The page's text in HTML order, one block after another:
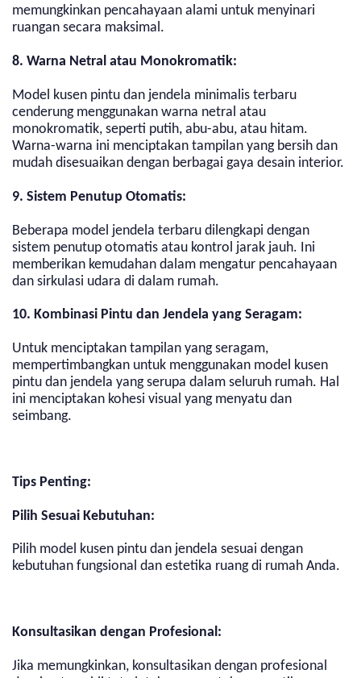
memungkinkan pencahayaan alami untuk menyinari
ruangan secara maksimal.
8. Warna Netral atau Monokromatik:
Model kusen pintu dan jendela minimalis terbaru
cenderung menggunakan warna netral atau
monokromatik, seperti putih, abu-abu, atau hitam.
Warna-warna ini menciptakan tampilan yang bersih dan
mudah disesuaikan dengan berbagai gaya desain interior.
9. Sistem Penutup Otomatis:
Beberapa model jendela terbaru dilengkapi dengan
sistem penutup otomatis atau kontrol jarak jauh. Ini
memberikan kemudahan dalam mengatur pencahayaan
dan sirkulasi udara di dalam rumah.
10. Kombinasi Pintu dan Jendela yang Seragam:
Untuk menciptakan tampilan yang seragam,
mempertimbangkan untuk menggunakan model kusen
pintu dan jendela yang serupa dalam seluruh rumah. Hal
ini menciptakan kohesi visual yang menyatu dan
seimbang.
Tips Penting:
Pilih Sesuai Kebutuhan:
Pilih model kusen pintu dan jendela sesuai dengan
kebutuhan fungsional dan estetika ruang di rumah Anda.
Konsultasikan dengan Profesional:
Jika memungkinkan, konsultasikan dengan profesional